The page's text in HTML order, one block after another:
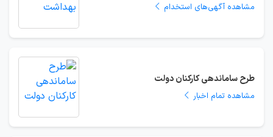
مشاهده آگهی‌های استخدام
طرح ساماندهی کارکنان دولت
مشاهده تمام اخبار